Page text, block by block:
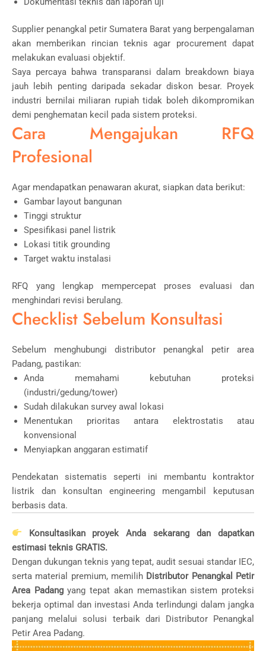
Supplier penangkal petir Sumatera Barat yang berpengalaman
akan memberikan rincian teknis agar procurement dapat
melakukan evaluasi objektif.
Saya percaya bahwa transparansi dalam breakdown biaya
jauh lebih penting daripada sekadar diskon besar. Proyek
industri bernilai miliaran rupiah tidak boleh dikompromikan
demi penghematan kecil pada sistem proteksi.
Cara Mengajukan RFQ
Profesional
Agar mendapatkan penawaran akurat, siapkan data berikut:
Gambar layout bangunan
Tinggi struktur
Spesifikasi panel listrik
Lokasi titik grounding
Target waktu instalasi
RFQ yang lengkap mempercepat proses evaluasi dan
menghindari revisi berulang.
Checklist Sebelum Konsultasi
Sebelum menghubungi distributor penangkal petir area
Padang, pastikan:
Anda memahami kebutuhan proteksi
(industri/gedung/tower)
Sudah dilakukan survey awal lokasi
Menentukan prioritas antara elektrostatis atau
konvensional
Menyiapkan anggaran estimatif
Pendekatan sistematis seperti ini membantu kontraktor
listrik dan konsultan engineering mengambil keputusan
berbasis data.
Konsultasikan proyek Anda sekarang dan dapatkan
estimasi teknis GRATIS.
Dengan dukungan teknis yang tepat, audit sesuai standar IEC,
serta material premium, memilih Distributor Penangkal Petir
Area Padangyang tepat akan memastikan sistem proteksi
bekerja optimal dan investasi Anda terlindungi dalam jangka
panjang melalui solusi terbaik dari Distributor Penangkal
Petir Area Padang.